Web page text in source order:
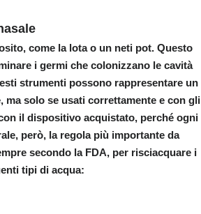
come la lota o un neti pot. Questo
i germi che colonizzano le cavità
strumenti possono rappresentare un
solo se usati correttamente e con gli
il dispositivo acquistato, perché ogni
però, la regola più importante da
secondo la FDA, per risciacquare i
tipi di acqua: